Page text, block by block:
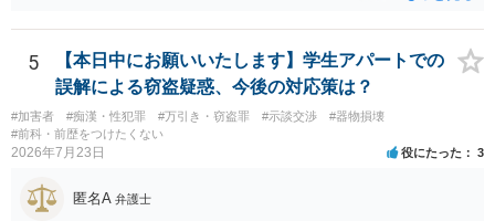
うすることが困難な状態にさせ又はその状態にあることに乗じて、わ
いせつな行為をした者は、婚姻関係の有無にかかわらず、六月以上十
年以下の拘禁刑に処する。 一 暴行若しくは脅迫を用いること又はそ
れらを受けたこと。 二 心身の障害を生じさせること又はそれがある
こと。 三 アルコール若しくは薬物を摂取させること又はそれらの影
響があること。 四 睡眠その他の意識が明瞭でない状態にさせること
全うするいとまがないこと。 六 予想と異なる事態に直面させて恐怖
させ、若しくは驚愕がくさせること又はその事態に直面して恐怖し、
5
【本日中にお願いいたします】学生アパートでの
誤解による窃盗疑惑、今後の対応策は？
#加害者 #痴漢・性犯罪 #万引き・窃盗罪 #示談交渉
#器物損壊
#前科・前歴をつけたくない
2026年7月23日 役にたった 3
匿名A 弁護士